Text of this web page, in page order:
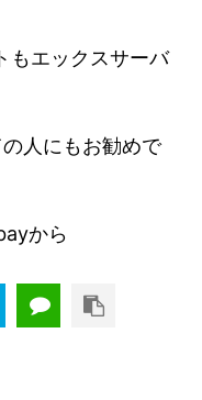
もエックスサーバ
人にもお勧めで
から